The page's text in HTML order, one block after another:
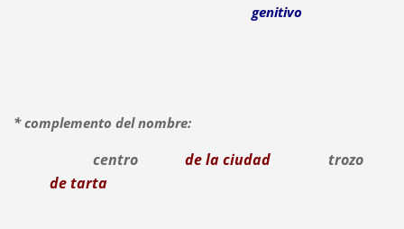
genitivo
* complemento del nombre:
centro de la ciudad
trozo
de tarta